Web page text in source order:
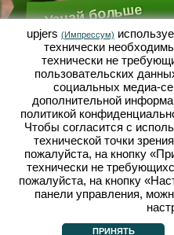
Узнай больше
Что такое Садовая
Садовая Империя - это
котором всё вертится
огород. Эта бесплатная
открывается полностью
каких-либо скачиваний
программ! Играя роль
выращиваешь в
собственный
сажать, поливать,
выбор между разными
помидорами, репчатым
или может ещё лучше,
Дачное, в нём ты
садоводами, покупать
выполнять желания
Что такое Садовая
Импрессум|Браузерные игры
upjers (Импрессум)
технически
технически не
пользовательских
социальных медиа-
дополнительной
политикой
Чтобы согласится с
технической точки
пожалуйста, на кнопку
технически не
пожалуйста, на кнопку
панели управления,
ПРИНЯТЬ